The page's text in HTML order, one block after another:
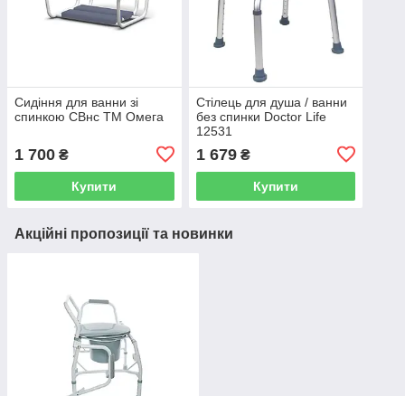
Сидіння для ванни зі
спинкою СВнс ТМ Омега
1 700 ₴
Купити
Стілець для душа / ванни
без спинки Doctor Life
12531
1 679₴
Купити
Акційні пропозиції та новинки